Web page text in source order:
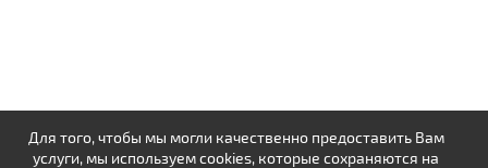
Для того, чтобы мы могли качественно предоставить Вам
услуги, мы используем cookies, которые сохраняются на